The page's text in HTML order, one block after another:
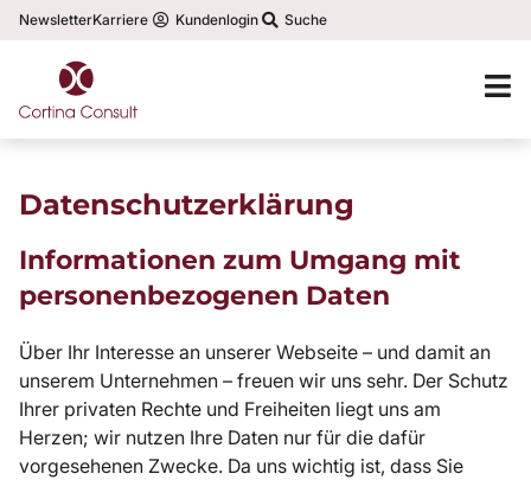
NewsletterKarriere Kundenlogin Suche
Datenschutzerklärung
Informationen zum Umgang mit
personenbezogenen Daten
Über Ihr Interesse an unserer Webseite – und damit an
unserem Unternehmen – freuen wir uns sehr. Der Schutz
Ihrer privaten Rechte und Freiheiten liegt uns am
Herzen; wir nutzen Ihre Daten nur für die dafür
vorgesehenen Zwecke. Da uns wichtig ist, dass Sie